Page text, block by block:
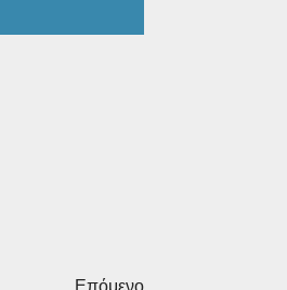
ΜΗΝΕΣ (ΙΟΥΛΙΟ &
Επόμενο